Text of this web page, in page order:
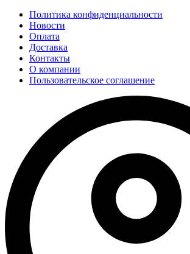
Политика конфиденциальности
Новости
Оплата
Доставка
Контакты
О компании
Пользовательское соглашение